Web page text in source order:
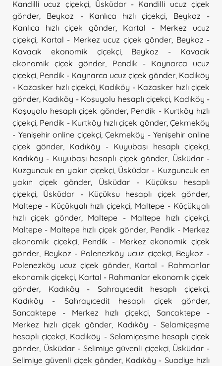
Kandilli ucuz çiçekçi, Üsküdar - Kandilli ucuz çiçek
gönder
Beykoz - Kanlıca hızlı çiçekçi
Beykoz -
Kanlıca hızlı çiçek gönder
Kartal - Merkez ucuz
çiçekçi Kartal - Merkez ucuz çiçek gönder Beykoz -
Kavacık ekonomik çiçekçi, Beykoz - Kavacık
ekonomik çiçek gönder
Pendik - Kaynarca ucuz
çiçekçi Pendik - Kaynarca ucuz çiçek gönder Kadıköy
- Kazasker hızlı çiçekçi Kadıköy - Kazasker hızlı çiçek
gönder Kadıköy - Koşuyolu hesaplı çiçekçi Kadıköy -
Koşuyolu hesaplı çiçek gönder, Pendik - Kurtköy hızlı
çiçekçi Pendik - Kurtköy hızlı çiçek gönder,Çekmeköy
- Yenişehir online çiçekçi,Çekmeköy - Yenişehir online
çiçek gönder, Kadıköy - Kuyubaşı hesaplı çiçekçi
Kadıköy - Kuyubaşı hesaplı çiçek gönder Üsküdar -
Kuzguncuk en yakın çiçekçi, Üsküdar - Kuzguncuk en
yakın çiçek gönder
Üsküdar - Küçüksu hesaplı
çiçekçi
Üsküdar - Küçüksu hesaplı çiçek gönder
Maltepe - Küçükyalı hızlı çiçekçi Maltepe - Küçükyalı
hızlı çiçek gönder, Maltepe - Maltepe hızlı çiçekçi
Maltepe - Maltepe hızlı çiçek gönder, Pendik - Merkez
ekonomik çiçekçi, Pendik - Merkez ekonomik çiçek
gönder Beykoz - Polenezköy ucuz çiçekçi, Beykoz -
Polenezköy ucuz çiçek gönder, Kartal - Rahmanlar
ekonomik çiçekçi Kartal - Rahmanlar ekonomik çiçek
gönder
Kadıköy - Sahrayıcedit hesaplı çiçekçi
Kadıköy - Sahrayıcedit hesaplı çiçek gönder
Sancaktepe - Merkez hızlı çiçekçi
Sancaktepe -
Merkez hızlı çiçek gönder
Kadıköy - Selamiçeşme
hesaplı çiçekçi Kadıköy - Selamiçeşme hesaplı çiçek
gönder Üsküdar - Selimiye güvenli çiçekçi, Üsküdar -
Selimiye güvenli çiçek gönder, Kadıköy - Suadiye hızlı